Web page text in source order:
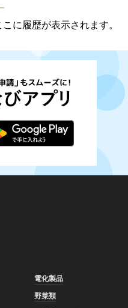
に履歴が表示されます。
電化製品
野菜類